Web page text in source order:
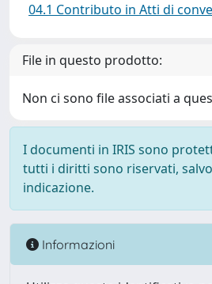
04.1 Contributo in Atti di
File in questo prodotto:
Non ci sono file associati a
I documenti in IRIS sono
tutti i diritti sono riservati,
indicazione.
Informazioni